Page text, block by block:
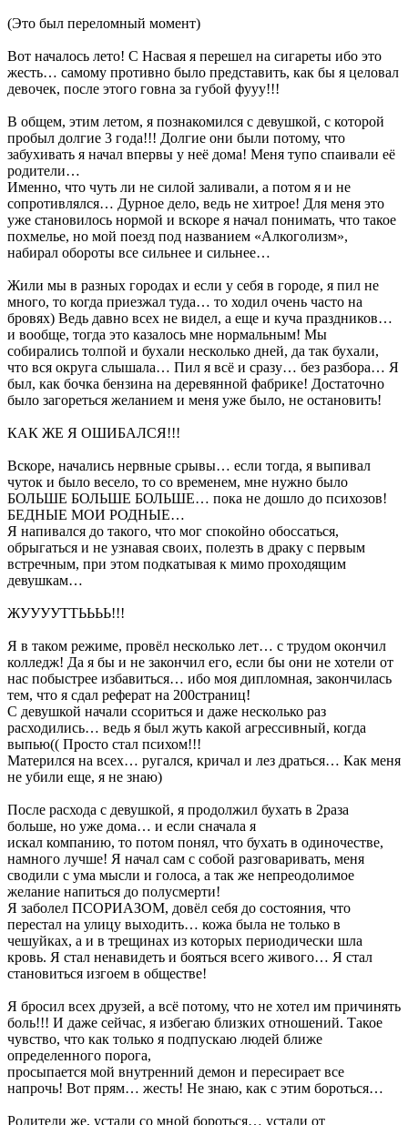
(Это был переломный момент)
Вот началось лето! С Насвая я перешел на сигареты ибо это
жесть… самому противно было представить, как бы я целовал
девочек, после этого говна за губой фууу!!!
В общем, этим летом, я познакомился с девушкой, с которой
пробыл долгие 3 года!!! Долгие они были потому, что
забухивать я начал впервы у неё дома! Меня тупо спаивали её
родители…
Именно, что чуть ли не силой заливали, а потом я и не
сопротивлялся… Дурное дело, ведь не хитрое! Для меня это
уже становилось нормой и вскоре я начал понимать, что такое
похмелье, но мой поезд под названием «Алкоголизм»,
набирал обороты все сильнее и сильнее…
Жили мы в разных городах и если у себя в городе, я пил не
много, то когда приезжал туда… то ходил очень часто на
бровях) Ведь давно всех не видел, а еще и куча праздников…
и вообще, тогда это казалось мне нормальным! Мы
собирались толпой и бухали несколько дней, да так бухали,
что вся округа слышала… Пил я всё и сразу… без разбора… Я
был, как бочка бензина на деревянной фабрике! Достаточно
было загореться желанием и меня уже было, не остановить!
КАК ЖЕ Я ОШИБАЛСЯ!!!
Вскоре, начались нервные срывы… если тогда, я выпивал
чуток и было весело, то со временем, мне нужно было
БОЛЬШЕ БОЛЬШЕ БОЛЬШЕ… пока не дошло до психозов!
БЕДНЫЕ МОИ РОДНЫЕ…
Я напивался до такого, что мог спокойно обоссаться,
обрыгаться и не узнавая своих, полезть в драку с первым
встречным, при этом подкатывая к мимо проходящим
девушкам…
ЖУУУУТТЬЬЬЬ!!!
Я в таком режиме, провёл несколько лет… с трудом окончил
колледж! Да я бы и не закончил его, если бы они не хотели от
нас побыстрее избавиться… ибо моя дипломная, закончилась
тем, что я сдал реферат на 200страниц!
С девушкой начали ссориться и даже несколько раз
расходились… ведь я был жуть какой агрессивный, когда
выпью(( Просто стал психом!!!
Матерился на всех… ругался, кричал и лез драться… Как меня
не убили еще, я не знаю)
После расхода с девушкой, я продолжил бухать в 2раза
больше, но уже дома… и если сначала я
искал компанию, то потом понял, что бухать в одиночестве,
намного лучше! Я начал сам с собой разговаривать, меня
сводили с ума мысли и голоса, а так же непреодолимое
желание напиться до полусмерти!
Я заболел ПСОРИАЗОМ, довёл себя до состояния, что
перестал на улицу выходить… кожа была не только в
чешуйках, а и в трещинах из которых периодически шла
кровь. Я стал ненавидеть и бояться всего живого… Я стал
становиться изгоем в обществе!
Я бросил всех друзей, а всё потому, что не хотел им причинять
боль!!! И даже сейчас, я избегаю близких отношений. Такое
чувство, что как только я подпускаю людей ближе
определенного порога,
просыпается мой внутренний демон и пересирает все
напрочь! Вот прям… жесть! Не знаю, как с этим бороться…
Родители же, устали со мной бороться… устали от